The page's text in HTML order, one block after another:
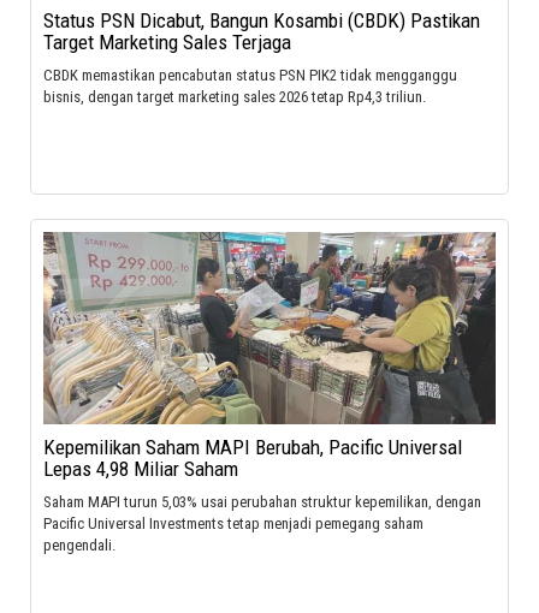
Status PSN Dicabut, Bangun Kosambi (CBDK) Pastikan
Target Marketing Sales Terjaga
CBDK memastikan pencabutan status PSN PIK2 tidak mengganggu
bisnis, dengan target marketing sales 2026 tetap Rp4,3 triliun.
Kepemilikan Saham MAPI Berubah, Pacific Universal
Lepas 4,98 Miliar Saham
Saham MAPI turun 5,03% usai perubahan struktur kepemilikan, dengan
Pacific Universal Investments tetap menjadi pemegang saham
pengendali.